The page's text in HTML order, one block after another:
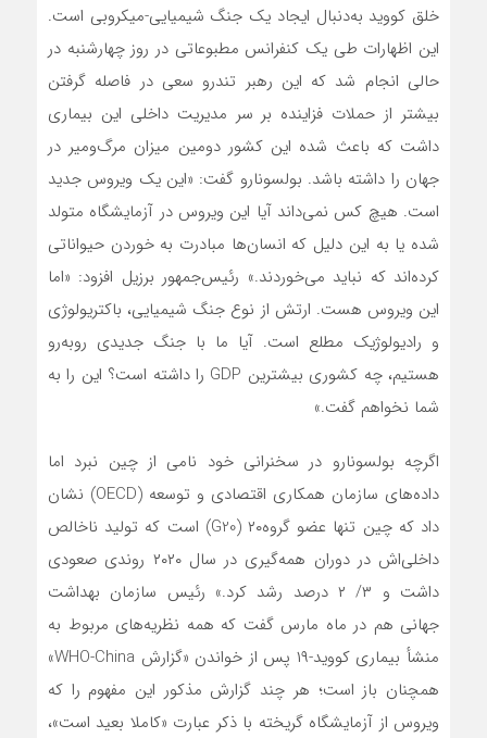
خلق کووید به‌دنبال ایجاد یک جنگ شیمیایی-میکروبی است.
این اظهارات طی یک کنفرانس مطبوعاتی در روز چهارشنبه در
حالی انجام شد که این رهبر تندرو سعی در فاصله گرفتن
بیشتر از حملات فزاینده بر سر مدیریت داخلی این بیماری
داشت که باعث شده این کشور دومین میزان مرگ‌و‌میر در
جهان را داشته باشد. بولسونارو گفت: «این یک ویروس جدید
است. هیچ کس نمی‌داند آیا این ویروس در آزمایشگاه متولد
شده یا به این دلیل که انسان‌ها مبادرت به خوردن حیواناتی
کرده‌اند که نباید می‌خوردند.» رئیس‌جمهور برزیل افزود: «اما
این ویروس هست. ارتش از نوع جنگ شیمیایی، باکتریولوژی
و رادیولوژیک مطلع است. آیا ما با جنگ جدیدی روبه‌رو
هستیم، چه کشوری بیشترین GDP را داشته است؟ این را به
شما نخواهم گفت.»
اگرچه بولسونارو در سخنرانی خود نامی از چین نبرد اما
داده‌های سازمان همکاری اقتصادی و توسعه (OECD) نشان
داد که چین تنها عضو گروه۲۰ (G20) است که تولید ناخالص
داخلی‌اش در دوران همه‌گیری در سال ۲۰۲۰ روندی صعودی
داشت و ۳/ ۲ درصد رشد کرد.» رئیس سازمان بهداشت
جهانی هم در ماه مارس گفت که همه نظریه‌های مربوط به
منشأ بیماری کووید-۱۹ پس از خواندن «گزارش WHO-China»
همچنان باز است؛ هر چند گزارش مذکور این مفهوم را که
ویروس از آزمایشگاه گریخته با ذکر عبارت «کاملا بعید است»،